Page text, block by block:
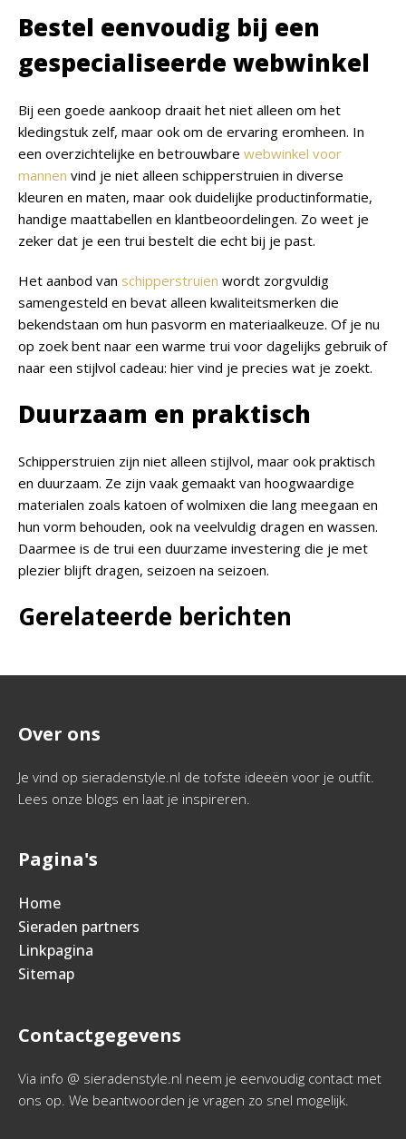
Bestel eenvoudig bij een
gespecialiseerde webwinkel
Bij een goede aankoop draait het niet alleen om het
kledingstuk zelf, maar ook om de ervaring eromheen. In
een overzichtelijke en betrouwbare webwinkel voor
mannen vind je niet alleen schipperstruien in diverse
kleuren en maten, maar ook duidelijke productinformatie,
handige maattabellen en klantbeoordelingen. Zo weet je
zeker dat je een trui bestelt die echt bij je past.
Het aanbod van schipperstruien wordt zorgvuldig
samengesteld en bevat alleen kwaliteitsmerken die
bekendstaan om hun pasvorm en materiaalkeuze. Of je nu
op zoek bent naar een warme trui voor dagelijks gebruik of
naar een stijlvol cadeau: hier vind je precies wat je zoekt.
Duurzaam en praktisch
Schipperstruien zijn niet alleen stijlvol, maar ook praktisch
en duurzaam. Ze zijn vaak gemaakt van hoogwaardige
materialen zoals katoen of wolmixen die lang meegaan en
hun vorm behouden, ook na veelvuldig dragen en wassen.
Daarmee is de trui een duurzame investering die je met
plezier blijft dragen, seizoen na seizoen.
Gerelateerde berichten
Over ons
Je vind op sieradenstyle.nl de tofste ideeën voor je outfit.
Lees onze blogs en laat je inspireren.
Pagina's
Home
Sieraden partners
Linkpagina
Sitemap
Contactgegevens
Via info @ sieradenstyle.nl neem je eenvoudig contact met
ons op. We beantwoorden je vragen zo snel mogelijk.